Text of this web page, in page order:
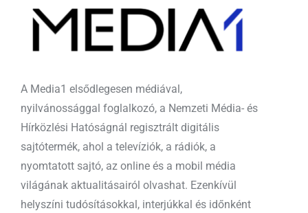
A Media1 elsődlegesen médiával,
nyilvánossággal foglalkozó, a Nemzeti Média- és
Hírközlési Hatóságnál regisztrált digitális
sajtótermék, ahol a televíziók, a rádiók, a
nyomtatott sajtó, az online és a mobil média
világának aktualitásairól olvashat. Ezenkívül
helyszíni tudósításokkal, interjúkkal és időnként